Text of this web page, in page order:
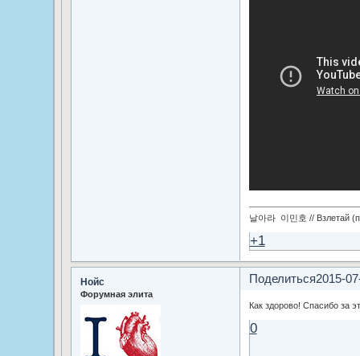
날아라 이민호 // Взлетай
+1
Поделиться2015-
Нойс
Форумная элита
Как здорово! Спасибо за
0